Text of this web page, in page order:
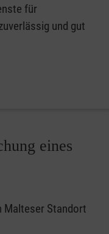
für
und gut
eines
Malteser Standort